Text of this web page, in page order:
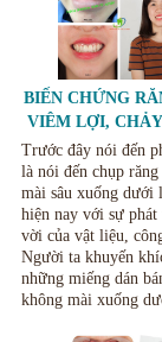
BIẾN CHỨNG
VIÊM LỢI,
MIỆNG VÀ
PHỤC
Trước đây nói đến
là nói đến chụp răng
mài sâu xuống dưới
hiện nay với sự
vời của vật liệu,
Người ta khuyến
những miếng dán
không mài xuống